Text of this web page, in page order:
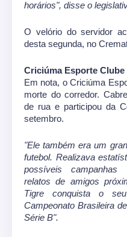
horários", disse o
O velório do servidor
desta segunda, no
Criciúma Esporte Clube
Em nota, o Criciúma
morte do corredor.
de rua e participou da
setembro.
"Ele também era um
futebol. Realizava
possíveis campanhas
relatos de amigos
Tigre conquista o
Campeonato Brasileira
Série B".